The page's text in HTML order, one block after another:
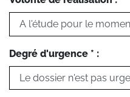
Degré d'urgence * :